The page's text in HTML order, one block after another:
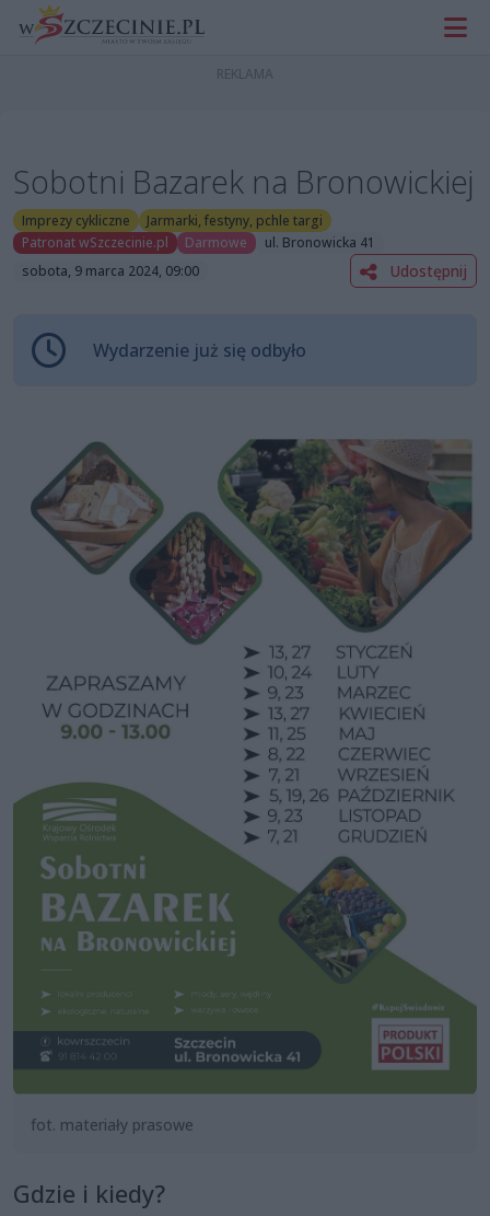
Sobotni Bazarek na Bronowickiej
Imprezy cykliczne
Jarmarki, festyny, pchle targi
Patronat wSzczecinie.pl
Darmowe
ul. Bronowicka 41
sobota, 9 marca 2024, 09:00
Udostępnij
Wydarzenie już się odbyło
fot. materiały prasowe
Gdzie i kiedy?